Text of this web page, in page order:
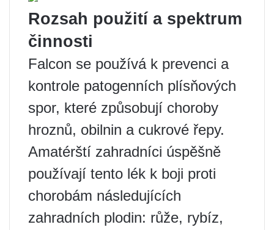
Rozsah použití a spektrum
činnosti
Falcon se používá k prevenci a
kontrole patogenních plísňových
spor, které způsobují choroby
hroznů, obilnin a cukrové řepy.
Amatérští zahradníci úspěšně
používají tento lék k boji proti
chorobám následujících
zahradních plodin: růže, rybíz,